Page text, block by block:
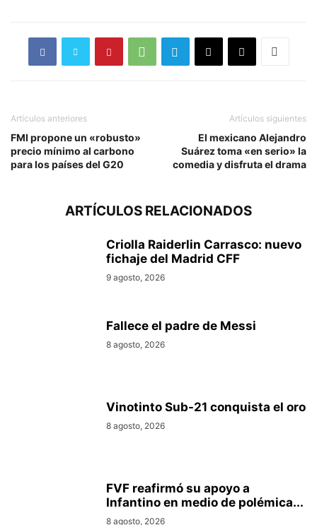
Artículos anteriores
FMI propone un «robusto»
precio mínimo al carbono
para los países del G20
Artículos siguientes
El mexicano Alejandro
Suárez toma «en serio» la
comedia y disfruta el drama
ARTÍCULOS RELACIONADOS
Criolla Raiderlin Carrasco: nuevo
fichaje del Madrid CFF
9 agosto, 2026
Fallece el padre de Messi
8 agosto, 2026
Vinotinto Sub-21 conquista el oro
8 agosto, 2026
FVF reafirmó su apoyo a
Infantino en medio de polémica...
8 agosto, 2026